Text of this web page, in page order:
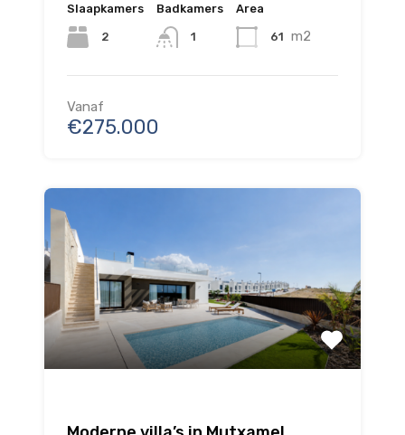
Slaapkamers
2
Badkamers
1
Area
61 m2
Vanaf
€275.000